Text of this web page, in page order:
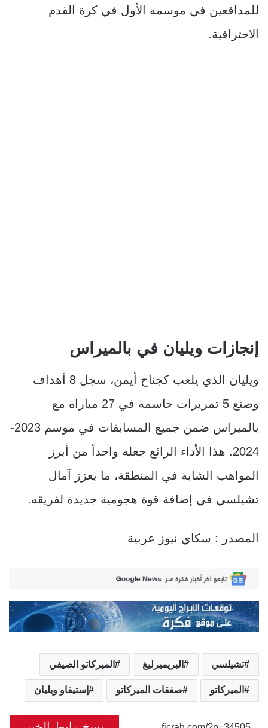
للمدافعين في موسمه الأول في كرة القدم
الاحترافية.
إنجازات ويليان في بالميراس
ويليان الذي يلعب كجناح أيمن، سجل 8 أهداف
وصنع 5 تمريرات حاسمة في 27 مباراة مع
بالميراس ضمن جميع المسابقات في موسم 2023-
2024. هذا الأداء الرائع جعله واحداً من أبرز
المواهب الشابة في المنطقة، ما يعزز آمال
تشيلسي في إضافة قوة هجومية جديدة لفريقه.
المصدر : سكاي نيوز عربية
تشيلسي البريميرليغ الميركاتو الصيفي
الميركاتو صفقات الميركاتو إستيفاو ويليان